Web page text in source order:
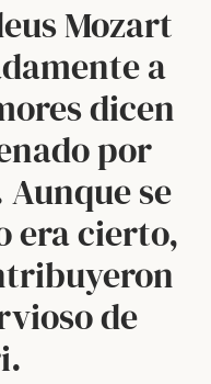
Mozart
a
dicen
por
se
era cierto,
de